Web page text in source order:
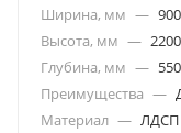
Ширина, мм — 900
Высота, мм — 2200
Глубина, мм — 550
Преимущества —
Материал — ЛДСП